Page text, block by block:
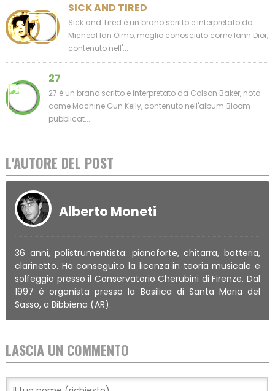
SICK AND TIRED
Sick and Tired è un brano scritto e interpretato da
Micheal Ian Olmo, meglio conosciuto come Iann Dior,
contenuto nell'...
27
27 è un brano scritto e interpretato da Colson Baker, noto
come Machine Gun Kelly, contenuto nell'album Bloom
pubblicat...
L'AUTORE DEL POST
Alberto Moneti
36 anni, polistrumentista: pianoforte, chitarra, batteria,
clarinetto. Ha conseguito la licenza in teoria musicale e
solfeggio presso il Conservatorio Cherubini di Firenze. Dal
1997 è organista presso la Basilica di Santa Maria del
Sasso, a Bibbiena (AR).
LASCIA UN COMMENTO